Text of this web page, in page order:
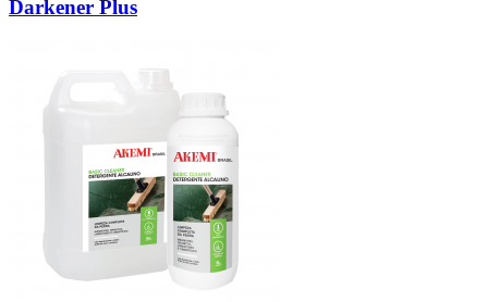
Darkener Plus